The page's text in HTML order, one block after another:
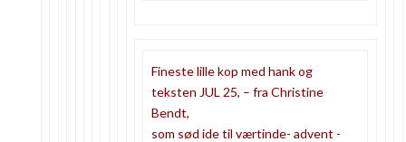
Fineste lille kop med hank og
teksten JUL 25, – fra Christine
Bendt,
som sød ide til værtinde- advent -